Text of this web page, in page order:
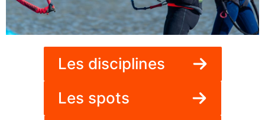
Les disciplines
Les spots